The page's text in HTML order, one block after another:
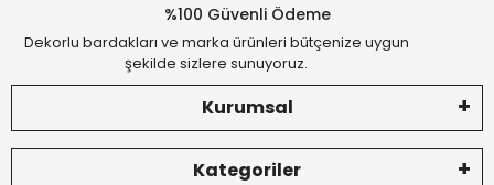
%100 Güvenli Ödeme
Dekorlu bardakları ve marka ürünleri bütçenize uygun
şekilde sizlere sunuyoruz.
Kurumsal
Kategoriler